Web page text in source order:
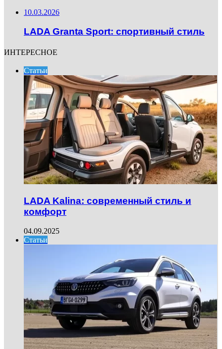
10.03.2026
LADA Granta Sport: спортивный стиль
ИНТЕРЕСНОЕ
Статьи
LADA Kalina: современный стиль и
комфорт
04.09.2025
Статьи